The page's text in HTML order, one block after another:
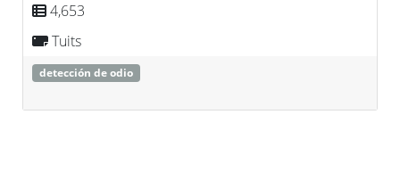
4,653
Tuits
detección de odio